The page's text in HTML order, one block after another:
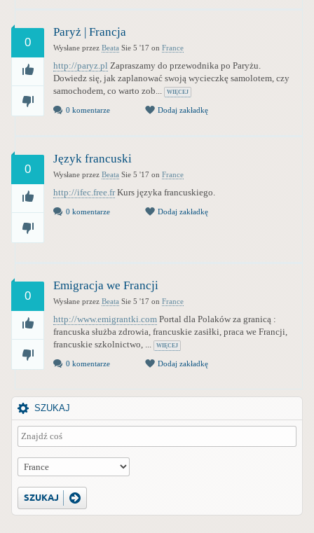
Paryż | Francja
Wysłane przez Beata Sie 5 '17 on France
http://paryz.pl Zapraszamy do przewodnika po Paryżu.
Dowiedz się, jak zaplanować swoją wycieczkę samolotem, czy
samochodem, co warto zob...
WIĘCEJ
0
0 komentarze Dodaj zakładkę
Język francuski
Wysłane przez Beata Sie 5 '17 on France
http://ifec.free.frKurs języka francuskiego.
0
0 komentarze Dodaj zakładkę
Emigracja we Francji
Wysłane przez Beata Sie 5 '17 on France
http://www.emigrantki.com Portal dla Polaków za granicą :
francuska służba zdrowia, francuskie zasiłki, praca we Francji,
francuskie szkolnictwo, ...
WIĘCEJ
0
0 komentarze Dodaj zakładkę
SZUKAJ